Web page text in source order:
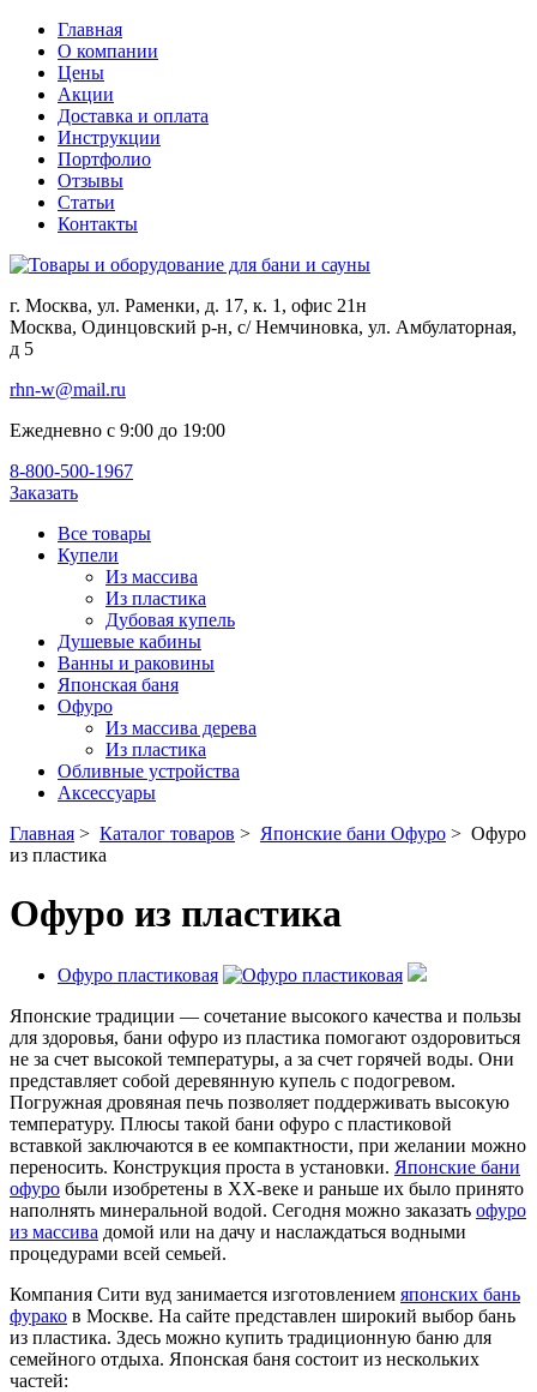
Главная
О компании
Цены
Акции
Доставка и оплата
Инструкции
Портфолио
Отзывы
Статьи
Контакты
г. Москва, ул. Раменки, д. 17, к. 1, офис 21н
Москва, Одинцовский р-н, с/ Немчиновка, ул. Амбулаторная,
д 5
rhn-w@mail.ru
Ежедневно с 9:00 до 19:00
8-800-500-1967
Заказать
Все товары
Купели
Из массива
Из пластика
Дубовая купель
Душевые кабины
Ванны и раковины
Японская баня
Офуро
Из массива дерева
Из пластика
Обливные устройства
Аксессуары
Главная > Каталог товаров > Японские бани Офуро > Офуро
из пластика
Офуро из пластика
Офуро пластиковая
Японские традиции — сочетание высокого качества и пользы
для здоровья, бани офуро из пластика помогают оздоровиться
не за счет высокой температуры, а за счет горячей воды. Они
представляет собой деревянную купель с подогревом.
Погружная дровяная печь позволяет поддерживать высокую
температуру. Плюсы такой бани офуро с пластиковой
вставкой заключаются в ее компактности, при желании можно
переносить. Конструкция проста в установки. Японские бани
офуро были изобретены в ХХ-веке и раньше их было принято
наполнять минеральной водой. Сегодня можно заказать офуро
из массива домой или на дачу и наслаждаться водными
процедурами всей семьей.
Компания Сити вуд занимается изготовлением японских бань
фурако в Москве. На сайте представлен широкий выбор бань
из пластика. Здесь можно купить традиционную баню для
семейного отдыха. Японская баня состоит из нескольких
частей: